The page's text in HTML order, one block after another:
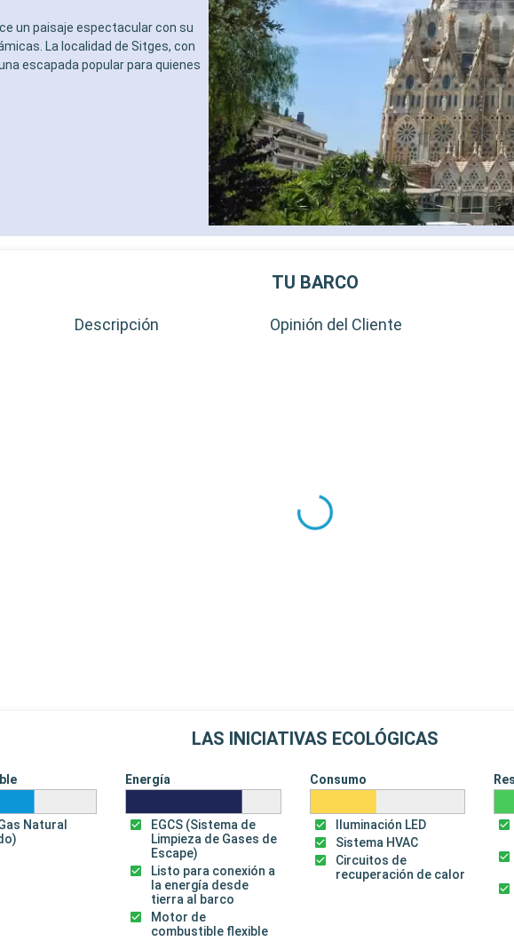
un paisaje espectacular con su
La localidad de Sitges, con
escapada popular para quienes
TU BARCO
Descripción Opinión del Cliente
LAS INICIATIVAS ECOLÓGICAS
Natural
Energía
EGCS (Sistema de
Limpieza de Gases de
Escape)
Listo para conexión a
la energía desde
tierra al barco
Motor de
combustible flexible
Consumo
Iluminación LED
Sistema HVAC
Circuitos de
recuperación de calor